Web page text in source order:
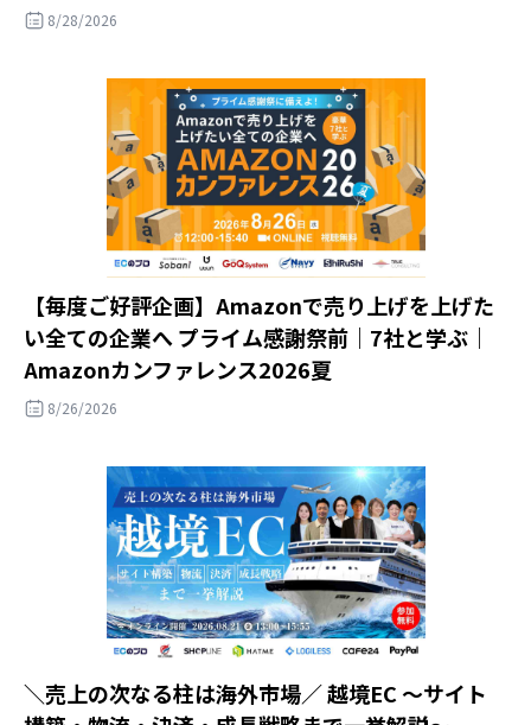
8/28/2026
【毎度ご好評企画】Amazonで売り上げを上げた
い全ての企業へ プライム感謝祭前｜7社と学ぶ｜
Amazonカンファレンス2026夏
8/26/2026
＼売上の次なる柱は海外市場／ 越境EC ～サイト